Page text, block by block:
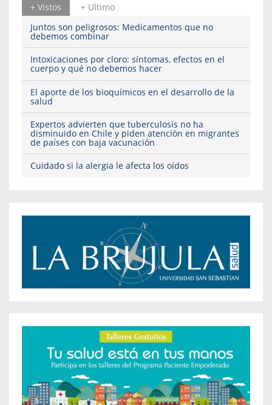
+ Vistos
+ Ultimo
Juntos son peligrosos: Medicamentos que no
debemos combinar
Intoxicaciones por cloro: síntomas, efectos en el
cuerpo y qué no debemos hacer
El aporte de los bioquímicos en el desarrollo de la
salud
Expertos advierten que tuberculosis no ha
disminuido en Chile y piden atención en migrantes
de países con baja vacunación
Cuidado si la alergia le afecta los oídos